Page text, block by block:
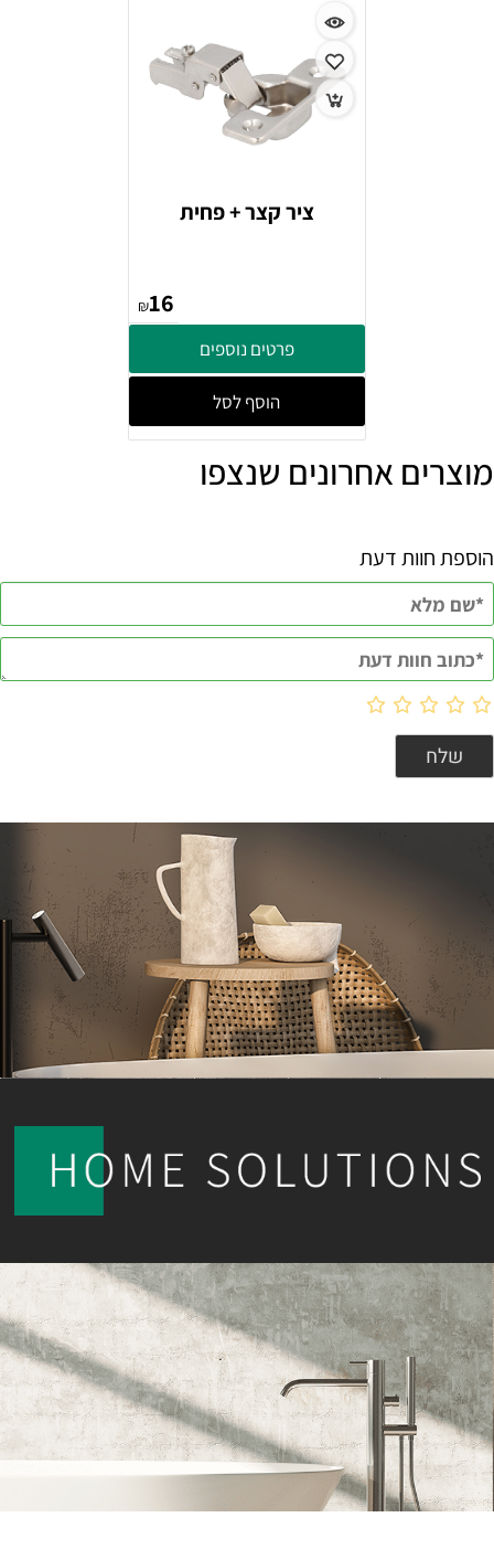
ציר קצר + פחית
₪16
פרטים נוספים
הוסף לסל
מוצרים אחרונים שנצפו
הוספת חוות דעת